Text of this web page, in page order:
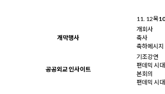
11. 12목
개막행사
개회사
축사
축하메시지
공공외교 인사이트
기조강연
팬데믹 시
본회의
팬데믹 시